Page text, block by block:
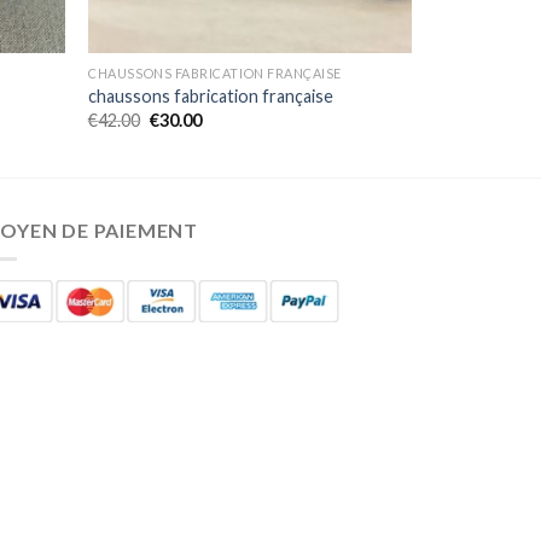
CHAUSSONS FABRICATION FRANÇAISE
chaussons fabrication française
€42.00 €30.00
DE PAIEMENT